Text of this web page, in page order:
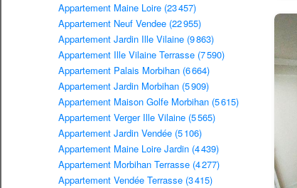
Appartement Maine Loire (23 457)
Appartement Neuf Vendee (22 955)
Appartement Jardin Ille Vilaine (9 863)
Appartement Ille Vilaine Terrasse (7 590)
Appartement Palais Morbihan (6 664)
Appartement Jardin Morbihan (5 909)
Appartement Maison Golfe Morbihan (5 615)
Appartement Verger Ille Vilaine (5 565)
Appartement Jardin Vendée (5 106)
Appartement Maine Loire Jardin (4 439)
Appartement Morbihan Terrasse (4 277)
Appartement Vendée Terrasse (3 415)